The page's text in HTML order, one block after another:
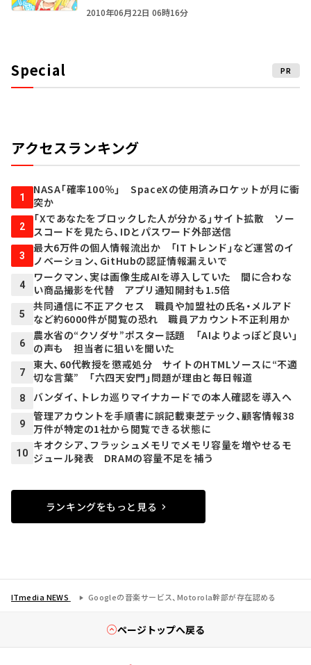
2010年06月22日 06時16分
Special PR
アクセスランキング
1
NASA「確率100％」 SpaceXの使用済みロケットが月に衝
突か
2
「Xであなたをブロックした人が分かる」サイト拡散 ソー
スコードを見たら、IDとパスワード外部送信
3
最大6万件の個人情報流出か 「ITトレンド」など運営のイ
ノベーション、GitHubの認証情報漏えいで
4
ワークマン、実は画像生成AIを導入していた 間に合わな
い商品撮影を代替 アプリ通知開封も1.5倍
5
共同通信に不正アクセス 職員や加盟社の氏名・メルアド
など約6000件が閲覧の恐れ 職員アカウント不正利用か
6
農水省の“クソダサ”ポスター話題 「AIよりよっぽど良い」
の声も 担当者に狙いを聞いた
7
東大、60代教授を懲戒処分 サイトのHTMLソースに“不適
切な言葉” 「六四天安門」問題が理由と毎日報道
8 バンダイ、トレカ巡りマイナカードでの本人確認を導入へ
9
管理アカウントを手順書に誤記載――東芝テック、顧客情報38
万件が特定の1社から閲覧できる状態に
10
キオクシア、フラッシュメモリでメモリ容量を増やせるモ
ジュール発表 DRAMの容量不足を補う
ランキングをもっと見る
ITmedia NEWS Googleの音楽サービス、Motorola幹部が存在認める
ページトップへ戻る